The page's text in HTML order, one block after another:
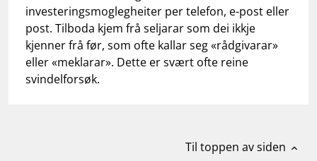
investeringsmoglegheiter per telefon, e-post eller
post. Tilboda kjem frå seljarar som dei ikkje
kjenner frå før, som ofte kallar seg «rådgivarar»
eller «meklarar». Dette er svært ofte reine
svindelforsøk.
Til toppen av siden expand_less